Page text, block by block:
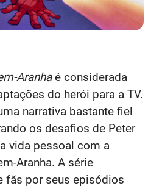
Aranhaé considerada
do herói para a TV.
narrativa bastante fiel
os desafios de Peter
vida pessoal com a
Aranha. A série
fãs por seus episódios